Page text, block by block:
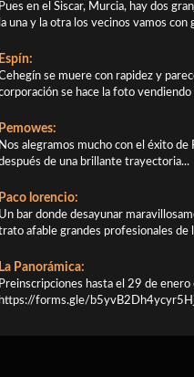
Pues en el Siscar, Murcia, hay dos
la una y la otra los vecinos vamos con
Espín:
se muere con rapidez y
se hace la foto vendiendo
Pemowes:
Nos alegramos mucho con el éxito de
de una brillante trayectoria...
Paco lorencio:
Un bar donde desayunar
afable grandes profesionales de
La Panorámica:
Preinscripciones hasta el 29 de enero
https://forms.gle/